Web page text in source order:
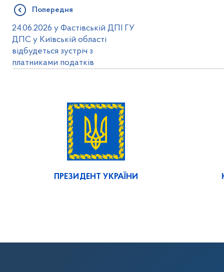
Попередня
24.06.2026 у Фастівській ДПІ ГУ
ДПС у Київській області
відбудеться зустріч з
платниками податків
ПРЕЗИДЕНТ УКРАЇНИ